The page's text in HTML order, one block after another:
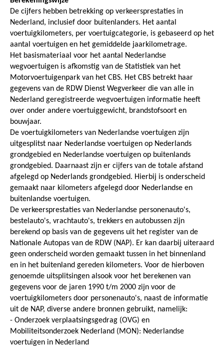
De cijfers hebben betrekking op verkeersprestaties in
Nederland, inclusief door buitenlanders. Het aantal
voertuigkilometers, per voertuigcategorie, is gebaseerd op het
aantal voertuigen en het gemiddelde jaarkilometrage.
Het basismateriaal voor het aantal Nederlandse
wegvoertuigen is afkomstig van de Statistiek van het
Motorvoertuigenpark van het CBS. Het CBS betrekt haar
gegevens van de RDW Dienst Wegverkeer die van alle in
Nederland geregistreerde wegvoertuigen informatie heeft
over onder andere voertuiggewicht, brandstofsoort en
bouwjaar.
De voertuigkilometers van Nederlandse voertuigen zijn
uitgesplitst naar Nederlandse voertuigen op Nederlands
grondgebied en Nederlandse voertuigen op buitenlands
grondgebied. Daarnaast zijn er cijfers van de totale afstand
afgelegd op Nederlands grondgebied. Hierbij is onderscheid
gemaakt naar kilometers afgelegd door Nederlandse en
buitenlandse voertuigen.
De verkeersprestaties van Nederlandse personenauto's,
bestelauto's, vrachtauto's, trekkers en autobussen zijn
berekend op basis van de gegevens uit het register van de
Nationale Autopas van de RDW (NAP). Er kan daarbij uiteraard
geen onderscheid worden gemaakt tussen in het binnenland
en in het buitenland gereden kilometers. Voor de hierboven
genoemde uitsplitsingen alsook voor het berekenen van
gegevens voor de jaren 1990 t/m 2000 zijn voor de
voertuigkilometers door personenauto's, naast de informatie
uit de NAP, diverse andere bronnen gebruikt, namelijk:
- Onderzoek verplaatsingsgedrag (OVG) en
Mobiliteitsonderzoek Nederland (MON): Nederlandse
voertuigen in Nederland